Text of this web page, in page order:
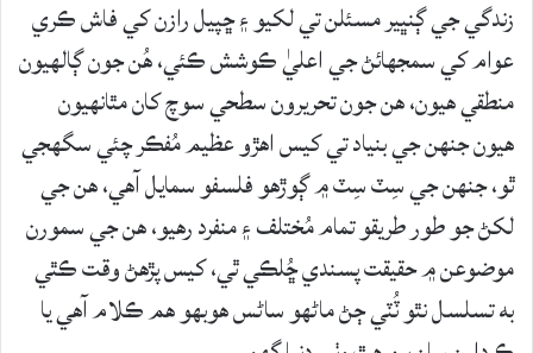
زندگي جي ڳنڀير مسئلن تي لکيو ۽ ڇپيل رازن کي فاش ڪري
عوام کي سمجهائڻ جي اعليٰ ڪوشش ڪئي، هُن جون ڳالهيون
منطقي هيون، هن جون تحريرون سطحي سوچ کان مٿانهيون
هيون جنهن جي بنياد تي کيس اهڙو عظيم مُفڪر چئي سگهجي
ٿو، جنهن جي سِٽ سِٽ ۾ ڳوڙهو فلسفو سمايل آهي، هن جي
لکڻ جو طور طريقو تمام مُختلف ۽ منفرد رهيو، هن جي سمورن
موضوعن ۾ حقيقت پسندي ڇُلڪي ٿي، کيس پڙهڻ وقت ڪٿي
به تسلسل نٿو ٽُٽي ڄڻ ماڻهو ساڻس هوبهو هم ڪلام آهي يا